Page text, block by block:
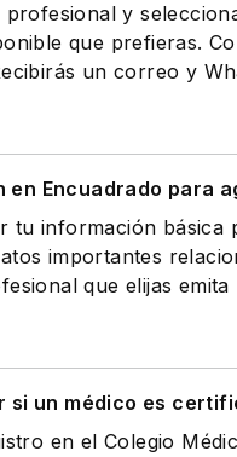
y
que prefieras.
un correo y
en Encuadrado para
tu información básica
importantes
que elijas emita
si un médico es
en el Colegio